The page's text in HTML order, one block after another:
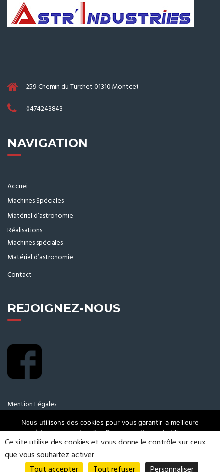
259 Chemin du Turchet 01310 Montcet
0474243843
NAVIGATION
Accueil
Machines Spéciales
Matériel d’astronomie
Réalisations
Machines spéciales
Matériel d’astronomie
Contact
REJOIGNEZ-NOUS
Mention Légales
2018 © Tous droits réservés.Création et référencement du site internet :
IMS ON LINE
Nous utilisons des cookies pour vous garantir la meilleure
expérience sur notre site. Si vous continuez à utiliser ce
dernier, nous considérerons que vous acceptez l'utilisation des
Ok
Ce site utilise des cookies et vous donne le contrôle sur ceux
que vous souhaitez activer